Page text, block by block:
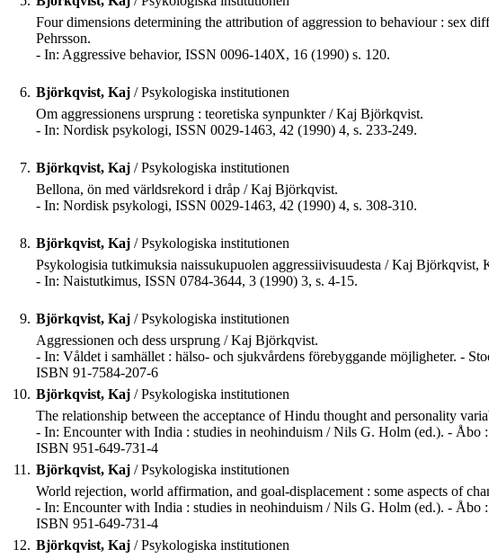
Four dimensions determining the attribution of aggression to behaviour : sex
Pehrsson.
- In: Aggressive behavior, ISSN 0096-140X, 16 (1990) s. 120.
6. Björkqvist, Kaj / Psykologiska institutionen
Om aggressionens ursprung : teoretiska synpunkter / Kaj Björkqvist.
- In: Nordisk psykologi, ISSN 0029-1463, 42 (1990) 4, s. 233-249.
7. Björkqvist, Kaj / Psykologiska institutionen
Bellona, ön med världsrekord i dråp / Kaj Björkqvist.
- In: Nordisk psykologi, ISSN 0029-1463, 42 (1990) 4, s. 308-310.
8. Björkqvist, Kaj / Psykologiska institutionen
Psykologisia tutkimuksia naissukupuolen aggressiivisuudesta / Kaj
- In: Naistutkimus, ISSN 0784-3644, 3 (1990) 3, s. 4-15.
9. Björkqvist, Kaj / Psykologiska institutionen
Aggressionen och dess ursprung / Kaj Björkqvist.
- In: Våldet i samhället : hälso- och sjukvårdens förebyggande möjligheter. -
ISBN 91-7584-207-6
10. Björkqvist, Kaj / Psykologiska institutionen
The relationship between the acceptance of Hindu thought and personality
- In: Encounter with India : studies in neohinduism / Nils G. Holm (ed.). -
ISBN 951-649-731-4
11. Björkqvist, Kaj / Psykologiska institutionen
World rejection, world affirmation, and goal-displacement : some aspects of
- In: Encounter with India : studies in neohinduism / Nils G. Holm (ed.). -
ISBN 951-649-731-4
12. Björkqvist, Kaj / Psykologiska institutionen